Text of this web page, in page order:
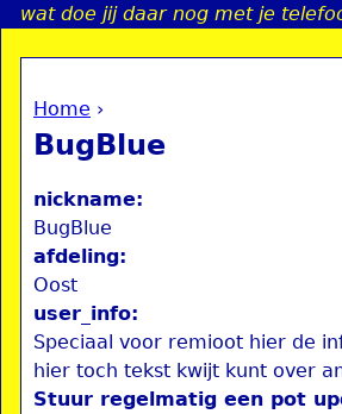
Jump to
wat doe jij daar nog met je
You are here
Home ›
BugBlue
nickname:
BugBlue
afdeling:
Oost
user_info:
Speciaal voor remioot hier de
hier toch tekst kwijt kunt over
Stuur regelmatig een pot